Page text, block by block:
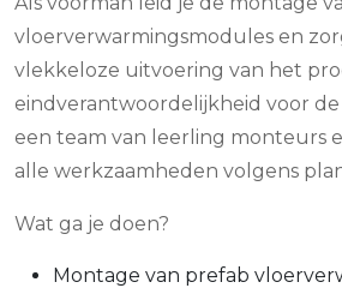
vloerverwarmingsmodules en
vlekkeloze uitvoering van het
eindverantwoordelijkheid voor
een team van leerling monteurs
alle werkzaamheden volgens
Wat ga je doen?
Montage van prefab